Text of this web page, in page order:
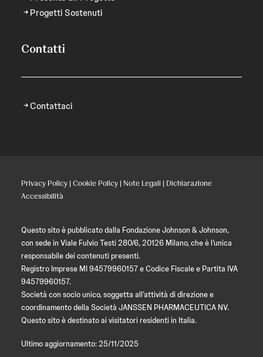
Progetti Sostenuti
Contatti
Contattaci
Privacy Policy | Cookie Policy | Note Legali | Dichiarazione
Accessibilità
Questo sito è pubblicato dalla Fondazione Johnson & Johnson,
con sede in Viale Fulvio Testi 280/6, 20126 Milano, che è l’unica
responsabile dei contenuti presenti.
Registro Imprese MI 94579960157 e Codice Fiscale e Partita IVA
94579960157.
Società con socio unico, soggetta all’attività di direzione e
coordinamento della Società JANSSEN PHARMACEUTICA NV.
Questo sito è destinato ai visitatori residenti in Italia.
Ultimo aggiornamento: 25/11/2025